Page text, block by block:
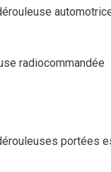
radiocommandée
portées